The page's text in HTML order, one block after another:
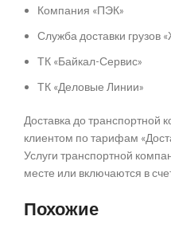
Компания «ПЭК»
Служба доставки грузов
ТК «Байкал-Сервис»
ТК «Деловые Линии»
Доставка до транспортной
клиентом по тарифам
Услуги транспортной
месте или включаются в
Похожие